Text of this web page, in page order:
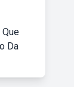
Da